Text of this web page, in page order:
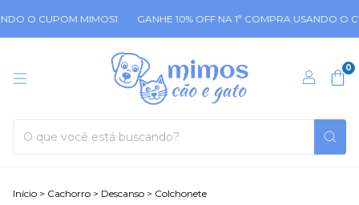
O CUPOM MIMOS1 GANHE 10% OFF NA 1ª COMPRA USANDO O
0
Início > Cachorro > Descanso > Colchonete